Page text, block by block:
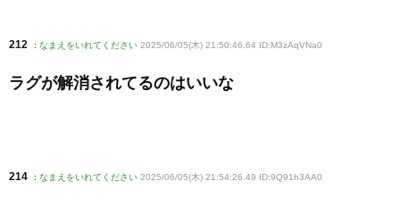
212 : なまえをいれてください 2025/06/05(木) 21:50:46.64 ID:M3zAqVNa0
ラグが解消されてるのはいいな
214 : なまえをいれてください 2025/06/05(木) 21:54:26.49 ID:9Q91h3AA0